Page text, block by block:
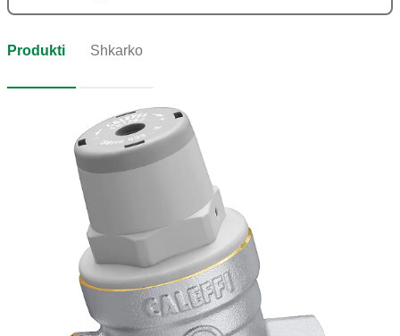
Produkti Shkarko